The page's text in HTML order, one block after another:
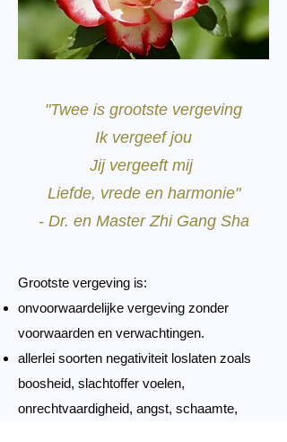
"Twee is grootste vergeving
Ik vergeef jou
Jij vergeeft mij
Liefde, vrede en harmonie"
- Dr. en Master Zhi Gang Sha
Grootste vergeving is:
onvoorwaardelijke vergeving zonder
voorwaarden en verwachtingen.
allerlei soorten negativiteit loslaten zoals
boosheid, slachtoffer voelen,
onrechtvaardigheid, angst, schaamte,